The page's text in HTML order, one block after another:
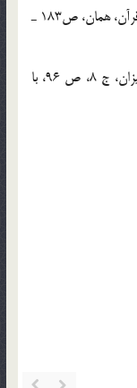
چاپ اول، ص 77 و 214؛ و حيات حقيقي انسان در قرآن، همان، ص183 ـ
[2] . ر.ك: طباطبايي، سيد محمد حسين، تفسير الميزان، ج 8، ص 96، با